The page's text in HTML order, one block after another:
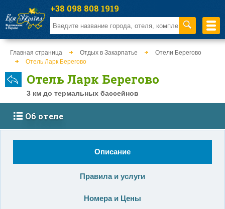
Главная страница Отдых в Закарпатье
Отели Берегово
Отель Ларк Берегово
Отель Ларк Берегово
3 км до термальных бассейнов
Об отеле
Описание
Правила и услуги
Номера и Цены
+38 098 808 1919